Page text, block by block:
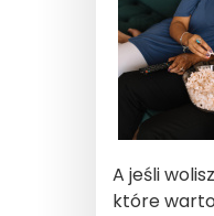
A jeśli
które